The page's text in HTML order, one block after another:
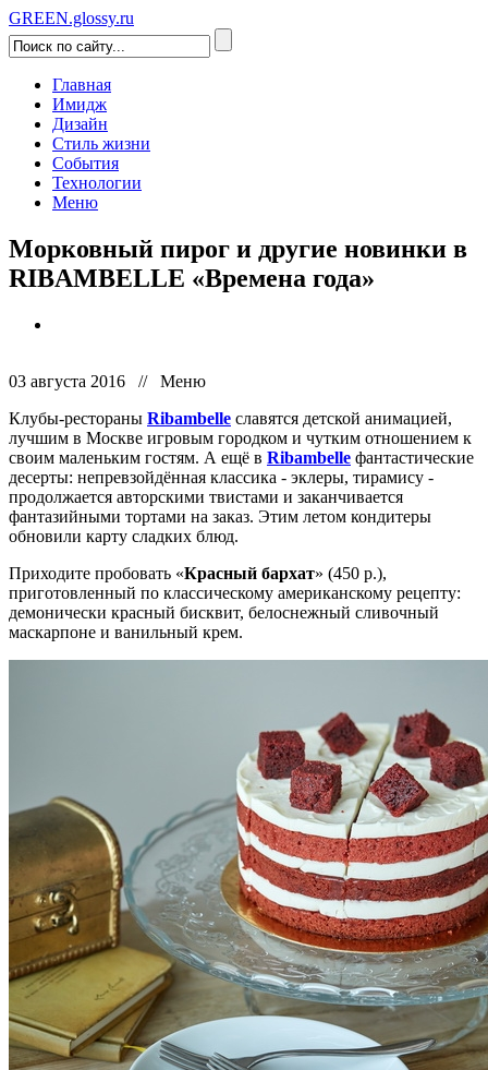
GREEN.glossy.ru
Главная
Имидж
Дизайн
Стиль жизни
События
Технологии
Меню
Морковный пирог и другие новинки в
RIBAMBELLE «Времена года»
03 августа 2016 // Меню
Клубы-рестораны Ribambelle славятся детской анимацией,
лучшим в Москве игровым городком и чутким отношением к
своим маленьким гостям. А ещё в Ribambelle фантастические
десерты: непревзойдённая классика - эклеры, тирамису -
продолжается авторскими твистами и заканчивается
фантазийными тортами на заказ. Этим летом кондитеры
обновили карту сладких блюд.
Приходите пробовать «Красный бархат» (450 р.),
приготовленный по классическому американскому рецепту:
демонически красный бисквит, белоснежный сливочный
маскарпоне и ванильный крем.